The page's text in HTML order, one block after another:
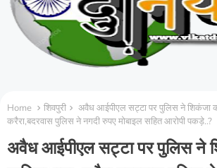
Home शिवपुरी
अवैध आईपीएल सट्टा पर पुलिस ने शिकंजा
करैरा,बदरवास पुलिस ने नगदी रुपए मोबाइल सहित आरोपी पकड़े..?
अवैध आईपीएल सट्टा पर पुलिस ने